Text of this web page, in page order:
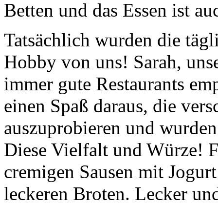
Betten und das Essen ist
Tatsächlich wurden die
Hobby von uns! Sarah,
immer gute Restaurants
einen Spaß daraus, die
auszuprobieren und
Diese Vielfalt und Würze!
cremigen Sausen mit
leckeren Broten. Lecker